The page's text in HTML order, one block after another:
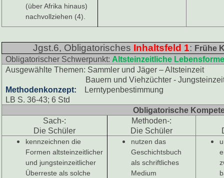
(über Afrika hinaus)
nachvollziehen (4).
Jgst.6, Obligatorisches Inhaltsfeld 1: Frühe
Obligatorischer Schwerpunkt: Altsteinzeitliche
Ausgewählte Themen: Sammler und Jäger – Altsteinzeit
Bauern und Viehzüchter -
Methodenkonzept: Lerntypenbestimmung
LB S. 36-43; 6 Std
Obligatorische
Sach-:
Die Schüler
Methoden-:
Die Schüler
kennzeichnen die
Formen altsteinzeitlicher
und jungsteinzeitlicher
Überreste als solche
nutzen das
Geschichtsbuch
als schriftliches
Medium